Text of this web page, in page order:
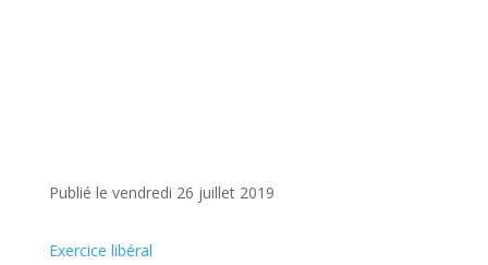
Publié le vendredi 26 juillet 2019
Exercice libéral